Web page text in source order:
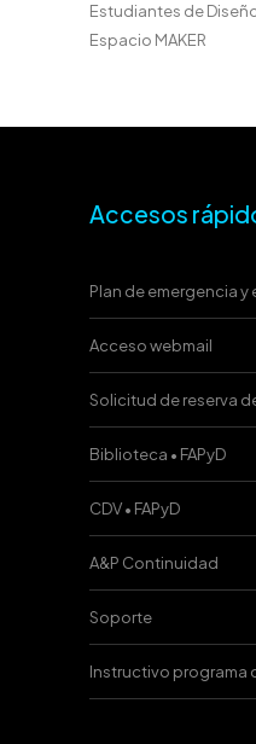
Estudiantes de
Espacio MAKER
Accesos
Plan de emergencia
Acceso webmail
Solicitud de reserva
Biblioteca • FAPyD
CDV • FAPyD
A&P Continuidad
Soporte
Instructivo programa